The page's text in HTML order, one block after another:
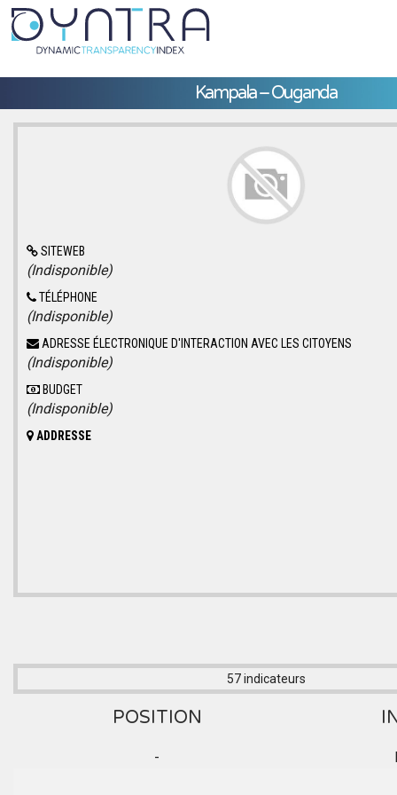
Kampala – Ouganda
SITEWEB
(Indisponible)
TÉLÉPHONE
(Indisponible)
ADRESSE ÉLECTRONIQUE D'INTERACTION AVEC LES CITOYENS
(Indisponible)
BUDGET
(Indisponible)
ADDRESSE
57 indicateurs
POSITION
-